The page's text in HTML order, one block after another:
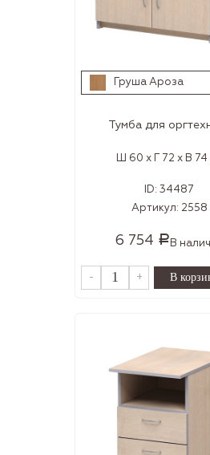
Груша Ароза
Тумба для
Ш 60 x Г 72 x В 74
ID: 34487
Артикул: 2558
6 754 РВ
- +